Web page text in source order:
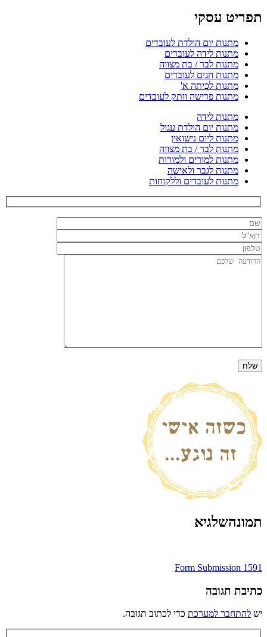
תפריט עסקי
מתנות יום הולדת לעובדים
מתנות לידה לעובדים
מתנות לבר / בת מצווה
מתנות חגים לעובדים
מתנות לכיתה א'
מתנות פרישה וותק לעובדים
מתנות לידה
מתנות יום הולדת עגול
מתנות ליום נישואין
מתנות לבר / בת מצווה
מתנות למורים ולמורות
מתנות לגבר ולאישה
מתנות לעובדים וללקוחות
תמונהשלגיא
ניווט
Form Submission 1591
כתיבת תגובה
יש להתחבר למערכת כדי לכתוב תגובה.